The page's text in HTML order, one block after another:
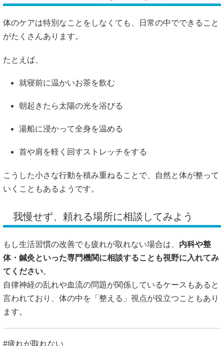
体のケアは特別なことをしなくても、日常の中でできること
がたくさんあります。
たとえば、
就寝前に温かいお茶を飲む
朝起きたら太陽の光を浴びる
湯船に浸かって全身を温める
首や肩を軽く回すストレッチをする
こうした小さな行動を積み重ねることで、自然と体が整って
いくこともあるようです。
我慢せず、頼れる場所に相談してみよう
もし生活習慣の改善でも疲れが取れない場合は、 内科や整
体・鍼灸といった専門機関に相談することも視野に入れてみ
てください。
自律神経の乱れや血流の問題が関係しているケースもあると
言われており、体の中を「整える」視点が役立つこともあり
ます。
#疲れが取れない